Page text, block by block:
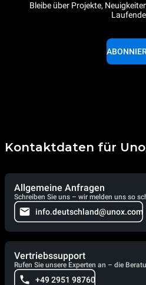
Bleibe über Projekte,
Kontaktdaten für
Allgemeine Anfragen
Schreiben Sie uns – wir melden uns so
info.deutschland@unox.com
Vertriebssupport
Rufen Sie unsere Experten an – die
+49 2951 98760